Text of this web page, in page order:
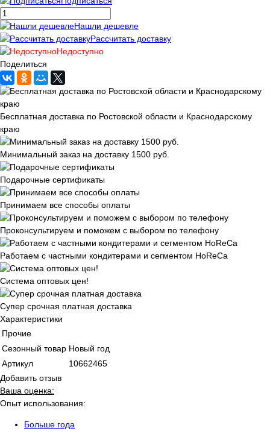
Нашли дешевле
Рассчитать доставку
Недоступно
Поделиться
Бесплатная доставка по Ростовской области и Краснодарскому
краю
Минимальный заказ на доставку 1500 руб.
Подарочные сертификаты
Принимаем все способы оплаты
Проконсультируем и поможем с выбором по телефону
Работаем с частными кондитерами и сегментом HoReCa
Система оптовых цен!
Супер срочная платная доставка
Характеристики
Прочие
Сезонный товар Новый год
Артикул
10662465
Добавить отзыв
Ваша оценка:
Опыт использования:
Больше года